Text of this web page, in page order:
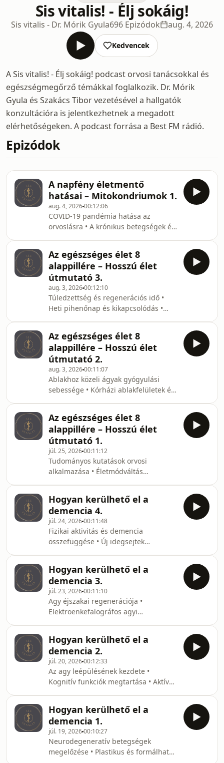
Sis vitalis! - Élj sokáig!
Sis vitalis - Dr. Mórik Gyula696 Epizódok aug. 4, 2026
Kedvencek
A Sis vitalis! - Élj sokáig! podcast orvosi tanácsokkal és
egészségmegőrző témákkal foglalkozik. Dr. Mórik
Gyula és Szakács Tibor vezetésével a hallgatók
konzultációra is jelentkezhetnek a megadott
elérhetőségeken. A podcast forrása a Best FM rádió.
Epizódok
A napfény életmentő
hatásai – Mitokondriumok 1.
aug. 4, 202600:12:06
COVID-19 pandémia hatása az
orvoslásra • A krónikus betegségek és
erőművei • Az energiatermelési
képesség csökkenése az életkorral •
Szervi működések romlása az
energiahiány miatt • Antibiotikum-
rezisztencia és a szervezet védelmi
képessége
Az egészséges élet 8
alappillére – Hosszú élet
útmutató 3.
aug. 3, 202600:12:10
Túledzettség és regenerációs idő •
Heti pihenőnap és kikapcsolódás •
lelkiállapot és a hit egészségi hatásai
• A napfény és a tiszta levegő szerepe
Az egészséges élet 8
alappillére – Hosszú élet
útmutató 2.
aug. 3, 202600:11:07
Ablakhoz közeli ágyak gyógyulási
sebessége • Kórházi ablakfelületek és
Mértékletesség és önkontroll az
egészségben • Természetes és
mikrobiom-dús levegő szerepe •
Pihenés és izomfejlődés kapcsolata
Az egészséges élet 8
alappillére – Hosszú élet
útmutató 1.
júl. 25, 202600:11:12
Tudományos kutatások orvosi
alkalmazása • Életmódváltás
vitamin szintézis • Természetes
környezet gyógyító ereje • Leukémiás
beteg klinikai javulása
Hogyan kerülhető el a
demencia 4.
júl. 24, 202600:11:48
Fizikai aktivitás és demencia
összefüggése • Új idegsejtek
elkényelmesedése • Kúszás-mászás
szerepe a gyermekkori fejlődésben •
Szigorú képernyőtilalom három éves
kor előtt • Aktív szellemi kihívások az
időskori elbutulás ellen
Hogyan kerülhető el a
demencia 3.
júl. 23, 202600:11:10
Agy éjszakai regenerációja •
Elektroenkefalográfos agyi
stimulálása • Finommotoros mozgások
agyi leképeződése • Idegi
összeköttetések növelése
Hogyan kerülhető el a
demencia 2.
júl. 20, 202600:12:33
Az agy leépülésének kezdete •
Kognitív funkciók megtartása • Aktív
cinguláris kéreg • Egyensúlyi állapot
és labilitás
Hogyan kerülhető el a
demencia 1.
júl. 19, 202600:10:27
Neurodegeneratív betegségek
megelőzése • Plastikus és formálható